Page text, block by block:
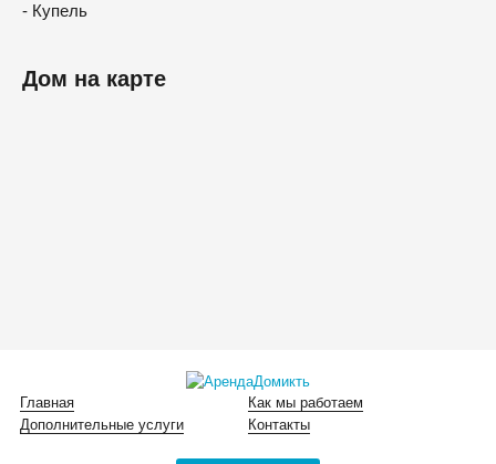
- Купель
Дом на карте
Главная
Как мы работаем
Дополнительные услуги
Контакты